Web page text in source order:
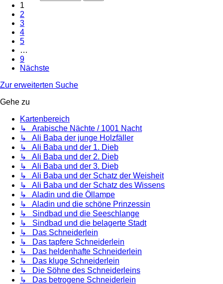
1
2
3
4
5
…
9
Nächste
Zur erweiterten Suche
Gehe zu
Kartenbereich
↳ Arabische Nächte / 1001 Nacht
↳ Ali Baba der junge Holzfäller
↳ Ali Baba und der 1. Dieb
↳ Ali Baba und der 2. Dieb
↳ Ali Baba und der 3. Dieb
↳ Ali Baba und der Schatz der Weisheit
↳ Ali Baba und der Schatz des Wissens
↳ Aladin und die Öllampe
↳ Aladin und die schöne Prinzessin
↳ Sindbad und die Seeschlange
↳ Sindbad und die belagerte Stadt
↳ Das Schneiderlein
↳ Das tapfere Schneiderlein
↳ Das heldenhafte Schneiderlein
↳ Das kluge Schneiderlein
↳ Die Söhne des Schneiderleins
↳ Das betrogene Schneiderlein